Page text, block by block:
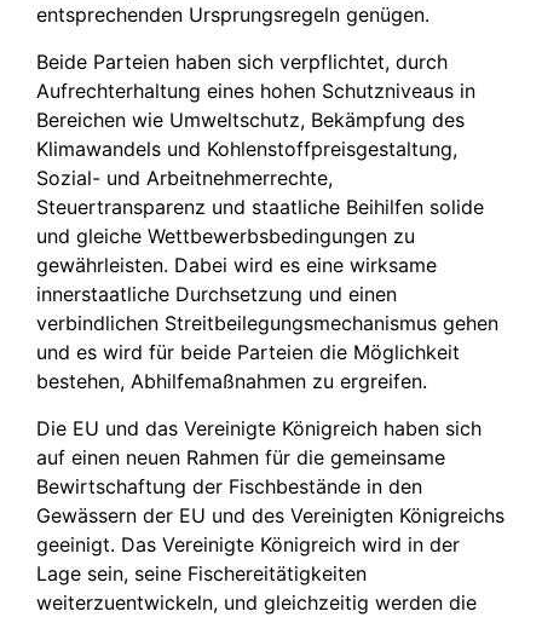
entsprechenden Ursprungsregeln genügen.
Beide Parteien haben sich verpflichtet, durch
Aufrechterhaltung eines hohen Schutzniveaus in
Bereichen wie Umweltschutz, Bekämpfung des
Klimawandels und Kohlenstoffpreisgestaltung,
Sozial- und Arbeitnehmerrechte,
Steuertransparenz und staatliche Beihilfen solide
und gleiche Wettbewerbsbedingungen zu
gewährleisten. Dabei wird es eine wirksame
innerstaatliche Durchsetzung und einen
verbindlichen Streitbeilegungsmechanismus gehen
und es wird für beide Parteien die Möglichkeit
bestehen, Abhilfemaßnahmen zu ergreifen.
Die EU und das Vereinigte Königreich haben sich
auf einen neuen Rahmen für die gemeinsame
Bewirtschaftung der Fischbestände in den
Gewässern der EU und des Vereinigten Königreichs
geeinigt. Das Vereinigte Königreich wird in der
Lage sein, seine Fischereitätigkeiten
weiterzuentwickeln, und gleichzeitig werden die